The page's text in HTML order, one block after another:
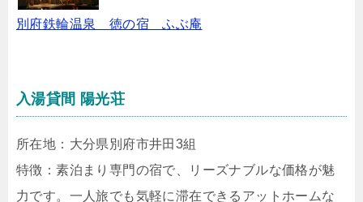
別府鉄輪温泉 徳の宿 ふぶ庵
入湯貸間 陽光荘
所在地：大分県別府市井田3組
特徴：素泊まり専門の宿で、リーズナブルな価格が魅
力です。一人旅でも気軽に滞在できるアットホームな